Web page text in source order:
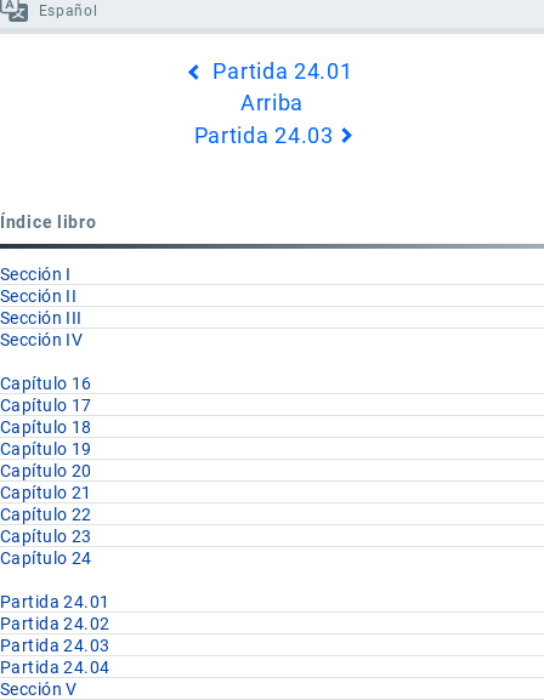
Español
24.02
Partida 24.01
Arriba
Partida 24.03
Índice libro
Sección I
Sección II
Sección III
Sección IV
Capítulo 16
Capítulo 17
Capítulo 18
Capítulo 19
Capítulo 20
Capítulo 21
Capítulo 22
Capítulo 23
Capítulo 24
Partida 24.01
Partida 24.02
Partida 24.03
Partida 24.04
Sección V